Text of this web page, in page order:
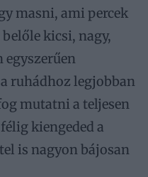
masni, ami percek
kicsi, nagy,
egyszerűen
ruhádhoz legjobban
mutatni a teljesen
kiengeded a
is nagyon bájosan